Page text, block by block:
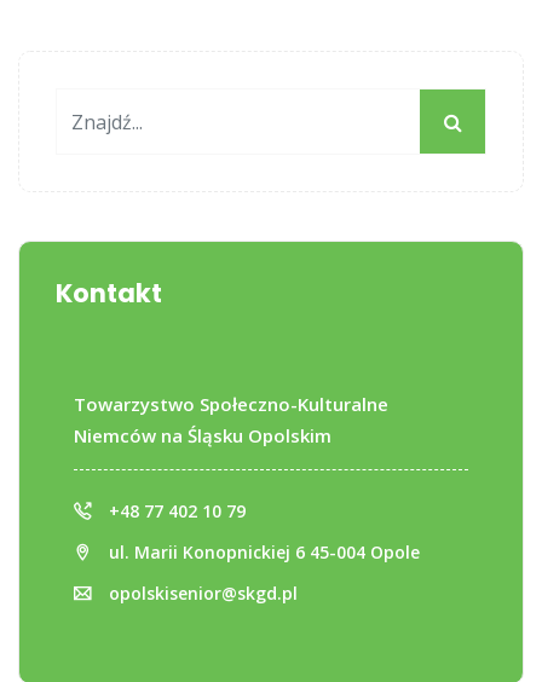
Kontakt
Towarzystwo Społeczno-Kulturalne
Niemców na Śląsku Opolskim
+48 77 402 10 79
ul. Marii Konopnickiej 6 45-004 Opole
opolskisenior@skgd.pl